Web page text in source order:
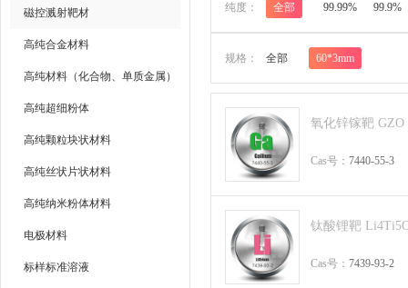
磁控溅射靶材
高纯合金材料
高纯材料（化合物、单质金属）
高纯超细粉体
高纯颗粒块状材料
高纯丝状片状材料
高纯纳米粉体材料
电极材料
标样标准溶液
纯度： 全部 99.99% 99.9%
规格： 全部 60*3mm
氧化锌镓靶 GZO
Cas号： 7440-55-3
钛酸锂靶
Cas号： 7439-93-2